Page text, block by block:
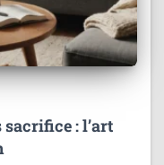
sacrifice : l’art